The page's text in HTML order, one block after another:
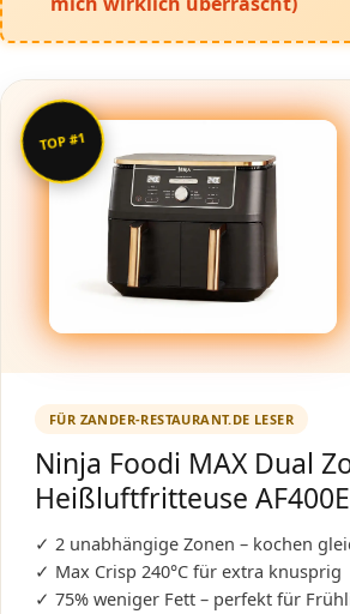
TOP #1
FÜR ZANDER-RESTAURANT.DE LESER
Ninja Foodi MAX Dual
Heißluftfritteuse
✓ 2 unabhängige Zonen – kochen
✓ Max Crisp 240°C für extra knusprig
✓ 75% weniger Fett – perfekt für